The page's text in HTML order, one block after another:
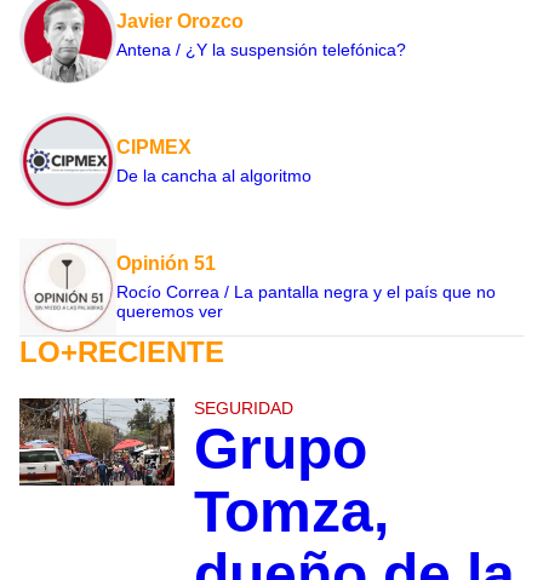
Javier Orozco
Antena / ¿Y la suspensión telefónica?
CIPMEX
De la cancha al algoritmo
Opinión 51
Rocío Correa / La pantalla negra y el país que no
queremos ver
LO+RECIENTE
SEGURIDAD
Grupo
Tomza,